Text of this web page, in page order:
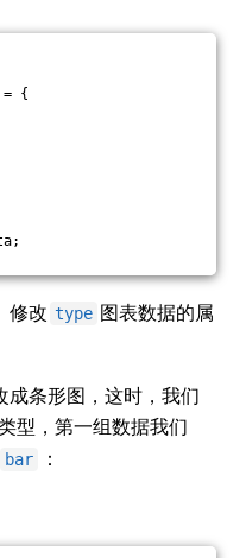
{
修改 type 图表数据的属
成条形图，这时，我们
型，第一组数据我们
bar ：